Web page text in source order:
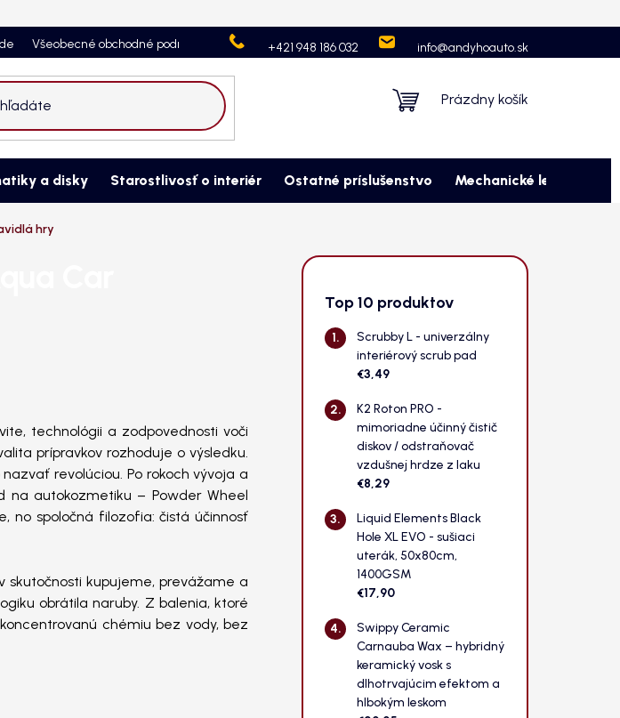
+421 948 186 032 info@andyhoauto.sk
Všeobecné obchodné podmienky Neprevzatie objednávky Ochrana osobných údajov
Nákupný
Prázdny košík
a disky Starostlivosť o interiér Ostatné príslušenstvo Mechanické leštenie
hry
Top 10 produktov
Scrubby L - univerzálny
interiérový scrub pad
€3,49
K2 Roton PRO -
mimoriadne účinný čistič
diskov / odstraňovač
vzdušnej hrdze z laku
€8,29
Liquid Elements Black
Hole XL EVO - sušiaci
uterák, 50x80cm,
1400GSM
€17,90
Swippy Ceramic
Carnauba Wax – hybridný
keramický vosk s
dlhotrvajúcim efektom a
hlbokým leskom
technológii a zodpovednosti voči
prípravkov rozhoduje o výsledku.
revolúciou. Po rokoch vývoja a
na autokozmetiku – Powder Wheel
no spoločná filozofia: čistá účinnosť
skutočnosti kupujeme, prevážame a
obrátila naruby. Z balenia, ktoré
chémiu bez vody, bez